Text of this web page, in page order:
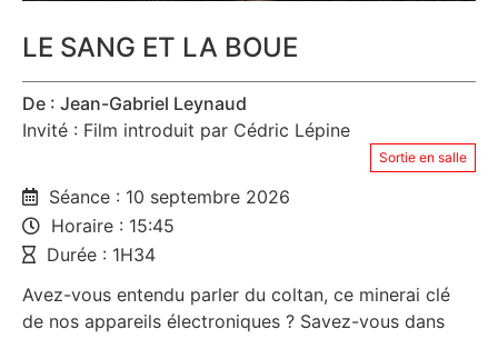
LE SANG ET LA BOUE
De : Jean-Gabriel Leynaud
Invité : Film introduit par Cédric Lépine
Sortie en salle
Séance : 10 septembre 2026
Horaire : 15:45
Durée : 1H34
Avez-vous entendu parler du coltan, ce minerai clé
de nos appareils électroniques ? Savez-vous dans